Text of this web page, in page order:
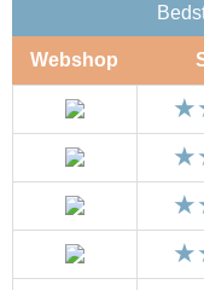
Webshop